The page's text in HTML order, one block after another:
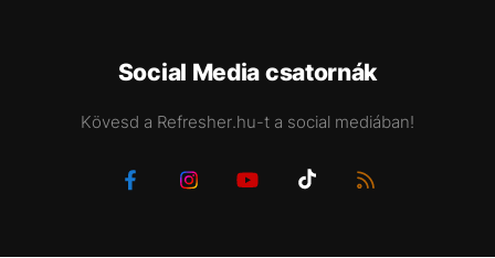
Social Media csatornák
Kövesd a Refresher.hu-t a social mediában!